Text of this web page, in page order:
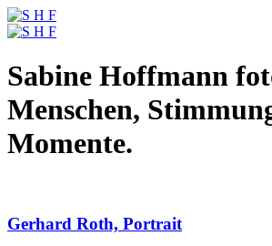
Sabine Hoffmann
Menschen,
Momente.
Gerhard Roth, Portrait